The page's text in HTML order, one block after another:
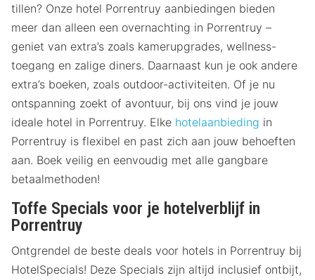
tillen? Onze hotel Porrentruy aanbiedingen bieden
meer dan alleen een overnachting in Porrentruy –
geniet van extra’s zoals kamerupgrades, wellness-
toegang en zalige diners. Daarnaast kun je ook andere
extra’s boeken, zoals outdoor-activiteiten. Of je nu
ontspanning zoekt of avontuur, bij ons vind je jouw
ideale hotel in Porrentruy. Elke hotelaanbieding in
Porrentruy is flexibel en past zich aan jouw behoeften
aan. Boek veilig en eenvoudig met alle gangbare
betaalmethoden!
Toffe Specials voor je hotelverblijf in
Porrentruy
Ontgrendel de beste deals voor hotels in Porrentruy bij
HotelSpecials! Deze Specials zijn altijd inclusief ontbijt,